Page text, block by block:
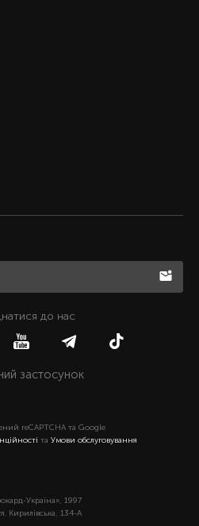
до нас
застосунок
reCAPTCHA та Google
та Умови обслуговування
Україна», 1997
Кирилівська, 134-А